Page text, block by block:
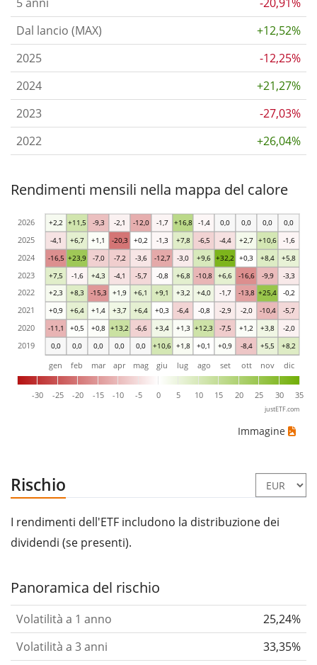
Dal lancio (MAX)
+12,52%
2025
-12,25%
2024
+21,27%
2023
-27,03%
2022
+26,04%
Rendimenti mensili nella mappa del calore
0,0 0,0 0,0 0,0 0,0 +10,6 +1,8 +0,1 +0,9 -8,4 +5,5 +8,2
-11,1 +0,5 +0,8 +13,2 -6,6 +3,4 +1,3 +12,3 -7,5 +1,2 +3,8 -2,0
+0,9 +6,4 +1,4 +3,7 +6,4 +0,3 -6,4 -0,8 -2,9 -2,0 -10,4 -5,7
+2,3 +8,3 -15,3 +1,9 +6,1 +9,1 +3,2 +4,0 -1,7 -13,8 +25,4 -0,2
+7,5 -1,6 +4,3 -4,1 -5,7 -0,8 +6,8 -10,8 +6,6 -16,6 -9,9 -3,3
-16,5 +23,9 -7,0 -7,2 -3,6 -12,7 -3,0 +9,6 +32,2 +0,3 +8,4 +5,8
-4,1 +6,7 +1,1 -20,3 +0,2 -1,3 +7,8 -6,5 -4,4 +2,7 +10,6 -1,6
+2,2 +11,5 -9,3 -2,1 -12,0 -1,7 +16,8 -1,4 0,0 0,0 0,0 0,0
-30 -25 -20 -15 -10 -5 0 5 10 15 20 25 30 35
gen feb mar apr mag giu lug ago set ott nov dic
2019
2020
2021
2022
2023
2024
2025
2026
justETF.com
Immagine
Rischio
I rendimenti dell'ETF includono la distribuzione dei
dividendi (se presenti).
Panoramica del rischio
Volatilità a 1 anno
25,24%
Volatilità a 3 anni
33,35%